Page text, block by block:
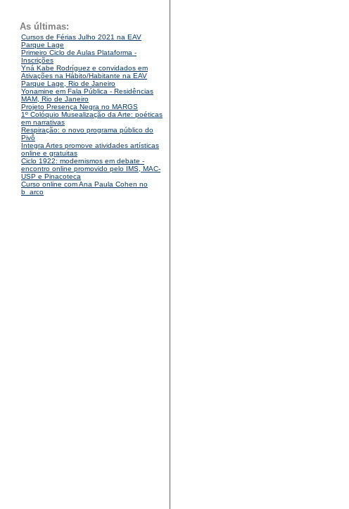
As últimas:
Cursos de Férias Julho 2021 na EAV
Parque Lage
Primeiro Ciclo de Aulas Plataforma -
Inscrições
Yná Kabe Rodríguez e convidados em
Ativações na Hábito/Habitante na EAV
Parque Lage, Rio de Janeiro
Yonamine em Fala Pública - Residências
MAM, Rio de Janeiro
Projeto Presença Negra no MARGS
1º Colóquio Musealização da Arte: poéticas
em narrativas
Respiração: o novo programa público do
Pivô
Integra Artes promove atividades artísticas
online e gratuitas
Ciclo 1922: modernismos em debate -
encontro online promovido pelo IMS, MAC-
USP e Pinacoteca
Curso online com Ana Paula Cohen no
b_arco